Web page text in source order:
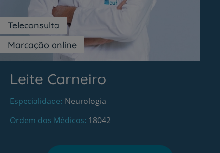
Marcação online
Teleconsulta
Leite Carneiro
Especialidade Neurologia
Ordem dos Médicos 18042